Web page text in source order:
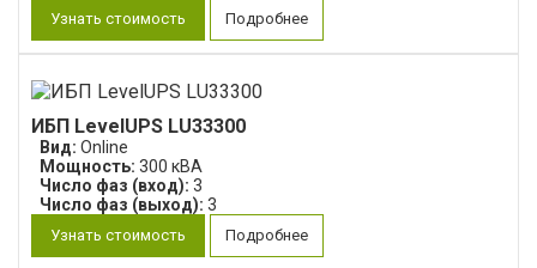
Узнать стоимость Подробнее
ИБП LevelUPS LU33300
Вид: Online
Мощность: 300 кВА
Число фаз (вход): 3
Число фаз (выход): 3
Узнать стоимость Подробнее